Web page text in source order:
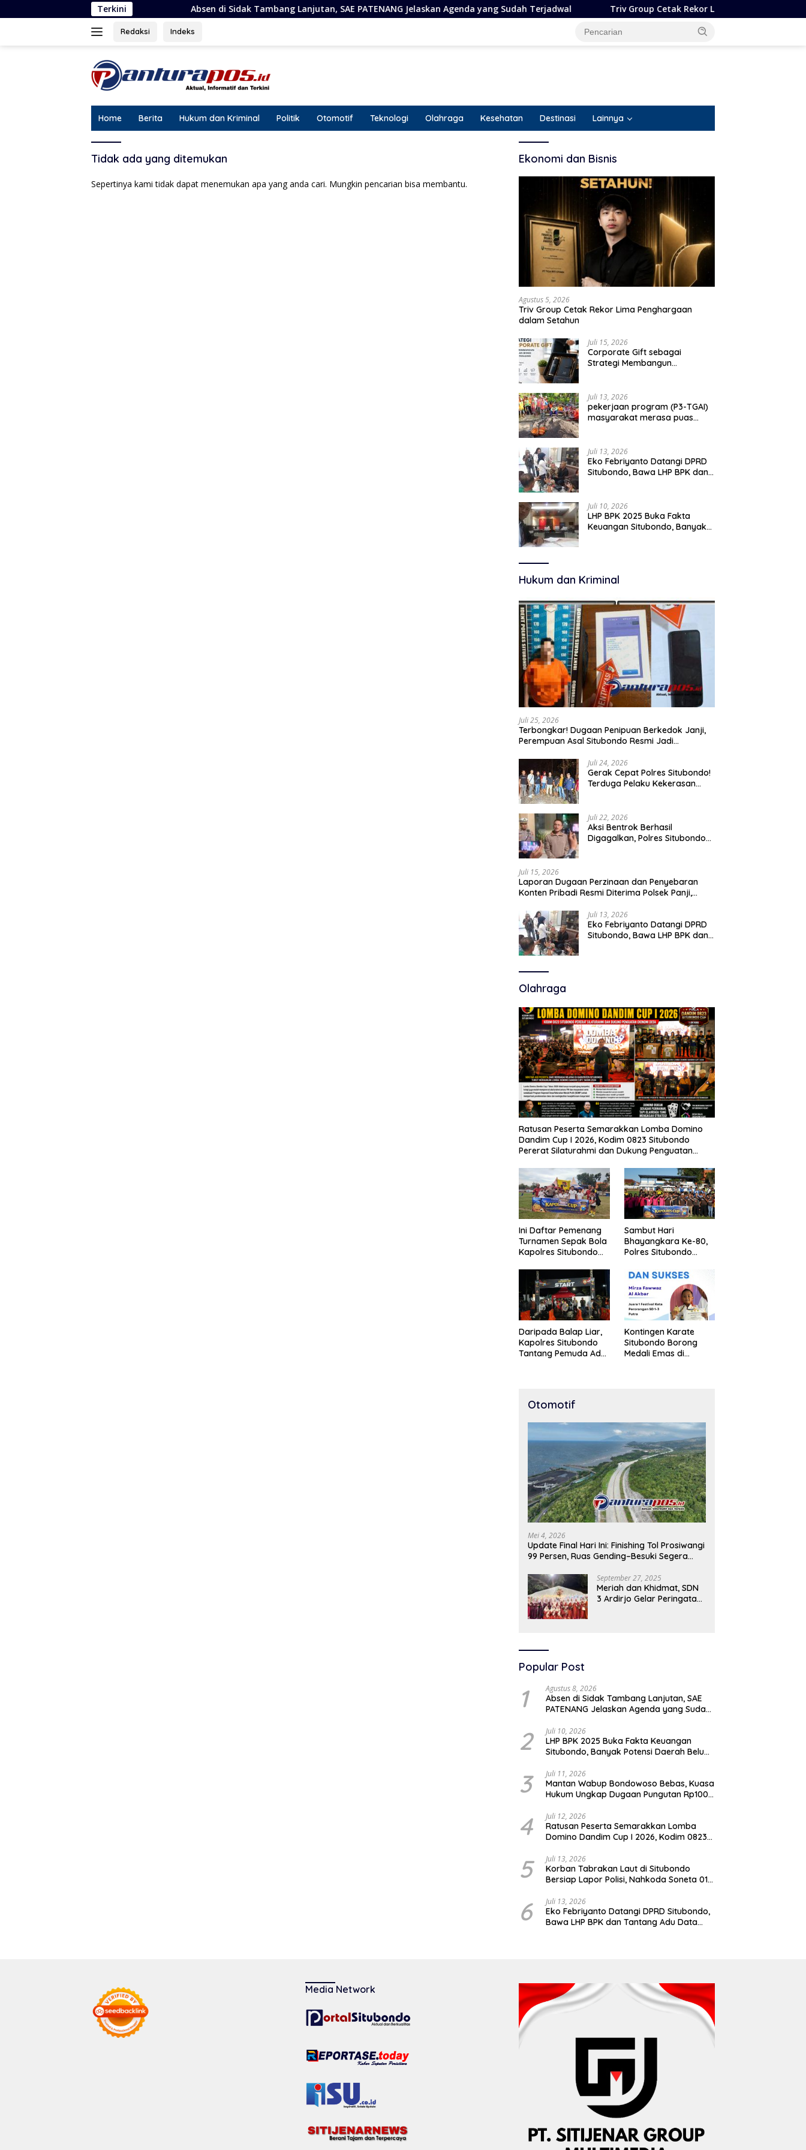
ke
TerkiniAbsen di Sidak Tambang Lanjutan, SAE PATENANG Jelaskan Agenda yang Sudah Terjadwal Triv Group Cetak Rekor Lima Penghargaan dalam Setahun
Redaksi Indeks
Home Berita Hukum dan Kriminal Politik Otomotif Teknologi Olahraga Kesehatan Destinasi Lainnya
Tidak ada yang ditemukan
Sepertinya kami tidak dapat menemukan apa yang anda cari. Mungkin pencarian bisa membantu.
Ekonomi dan Bisnis
Agustus 5, 2026
Triv Group Cetak Rekor Lima Penghargaan
dalam Setahun
Juli 15, 2026
Corporate Gift sebagai
Strategi Membangun
Juli 13, 2026
pekerjaan program (P3-TGAI)
masyarakat merasa puas
Juli 13, 2026
Eko Febriyanto Datangi DPRD
Situbondo, Bawa LHP BPK dan
Juli 10, 2026
LHP BPK 2025 Buka Fakta
Keuangan Situbondo, Banyak
Hukum dan Kriminal
Juli 25, 2026
Terbongkar! Dugaan Penipuan Berkedok Janji,
Perempuan Asal Situbondo Resmi Jadi
Juli 24, 2026
Gerak Cepat Polres Situbondo!
Terduga Pelaku Kekerasan
Juli 22, 2026
Aksi Bentrok Berhasil
Digagalkan, Polres Situbondo
Juli 15, 2026
Laporan Dugaan Perzinaan dan Penyebaran
Konten Pribadi Resmi Diterima Polsek Panji,
Juli 13, 2026
Eko Febriyanto Datangi DPRD
Situbondo, Bawa LHP BPK dan
Olahraga
Ratusan Peserta Semarakkan Lomba Domino
Dandim Cup I 2026, Kodim 0823 Situbondo
Pererat Silaturahmi dan Dukung Penguatan
Ini Daftar Pemenang
Turnamen Sepak Bola
Kapolres Situbondo
Kelompok Umur 10
Tahun
Sambut Hari
Bhayangkara Ke-80,
Polres Situbondo
Sepak Bola Kapolres
Cup 2026
Daripada Balap Liar,
Kapolres Situbondo
Tantang Pemuda Adu
Kontingen Karate
Situbondo Borong
Medali Emas di
Otomotif
Mei 4, 2026
Update Final Hari Ini: Finishing Tol Prosiwangi
99 Persen, Ruas Gending–Besuki Segera
September 27, 2025
Meriah dan Khidmat, SDN
3 Ardirjo Gelar Peringatan
Popular Post
1 Agustus 8, 2026
Absen di Sidak Tambang Lanjutan, SAE
PATENANG Jelaskan Agenda yang Sudah
2 Juli 10, 2026
LHP BPK 2025 Buka Fakta Keuangan
Situbondo, Banyak Potensi Daerah Belum
3 Juli 11, 2026
Mantan Wabup Bondowoso Bebas, Kuasa
Hukum Ungkap Dugaan Pungutan Rp100
4 Juli 12, 2026
Ratusan Peserta Semarakkan Lomba
Domino Dandim Cup I 2026, Kodim 0823
Dukung Penguatan Ekonomi Desa
5 Juli 13, 2026
Korban Tabrakan Laut di Situbondo
Bersiap Lapor Polisi, Nahkoda Soneta 01
Rusak
6 Juli 13, 2026
Eko Febriyanto Datangi DPRD Situbondo,
Bawa LHP BPK dan Tantang Adu Data
Media Network